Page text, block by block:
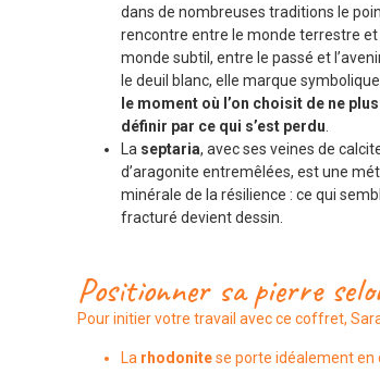
dans de nombreuses traditions le
rencontre entre le monde terrestre et
monde subtil, entre le passé et
le deuil blanc, elle marque
le moment où l’on choisit de ne
définir par ce qui s’est perdu
La septaria, avec ses veines de
d’aragonite entremêlées, est une
minérale de la résilience : ce qui
fracturé devient dessin.
Positionner sa pierre
Pour initier votre travail avec ce coffret,
La rhodonitese porte idéalement en